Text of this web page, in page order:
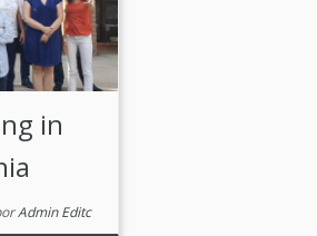
in
Admin Editc